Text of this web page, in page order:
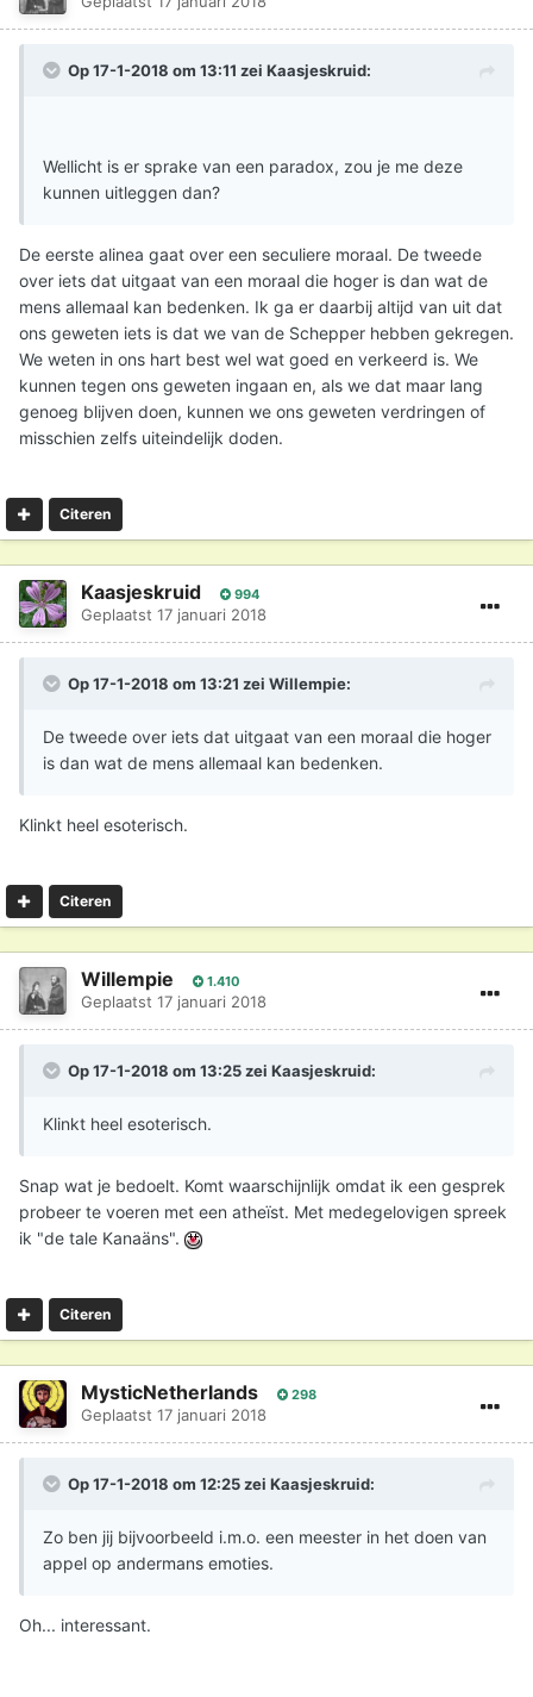
Op 17-1-2018 om 13:11 zei Kaasjeskruid:
Wellicht is er sprake van een paradox, zou je me deze
kunnen uitleggen dan?
De eerste alinea gaat over een seculiere moraal. De tweede
over iets dat uitgaat van een moraal die hoger is dan wat de
mens allemaal kan bedenken. Ik ga er daarbij altijd van uit dat
ons geweten iets is dat we van de Schepper hebben gekregen.
We weten in ons hart best wel wat goed en verkeerd is. We
kunnen tegen ons geweten ingaan en, als we dat maar lang
genoeg blijven doen, kunnen we ons geweten verdringen of
misschien zelfs uiteindelijk doden.
Citeren
Kaasjeskruid 994
Geplaatst 17 januari 2018
Op 17-1-2018 om 13:21 zei Willempie:
De tweede over iets dat uitgaat van een moraal die hoger
is dan wat de mens allemaal kan bedenken.
Klinkt heel esoterisch.
Citeren
Willempie 1.410
Geplaatst 17 januari 2018
Op 17-1-2018 om 13:25 zei Kaasjeskruid:
Klinkt heel esoterisch.
Snap wat je bedoelt. Komt waarschijnlijk omdat ik een gesprek
probeer te voeren met een atheïst. Met medegelovigen spreek
ik "de tale Kanaäns".
Citeren
MysticNetherlands 298
Geplaatst 17 januari 2018
Op 17-1-2018 om 12:25 zei Kaasjeskruid:
Zo ben jij bijvoorbeeld i.m.o. een meester in het doen van
appel op andermans emoties.
Oh... interessant.